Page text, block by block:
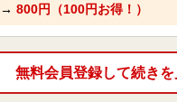
→ 800円（100円お得！）
無料会員登録して続きを